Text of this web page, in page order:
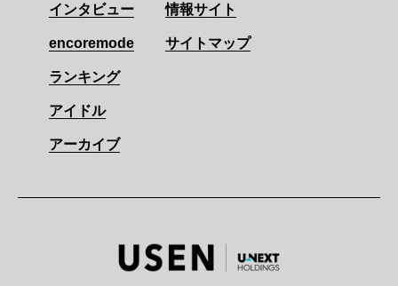
インタビュー
encoremode
ランキング
アイドル
アーカイブ
情報サイト
サイトマップ